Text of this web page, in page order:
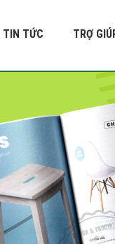
TIN TỨC TRỢ